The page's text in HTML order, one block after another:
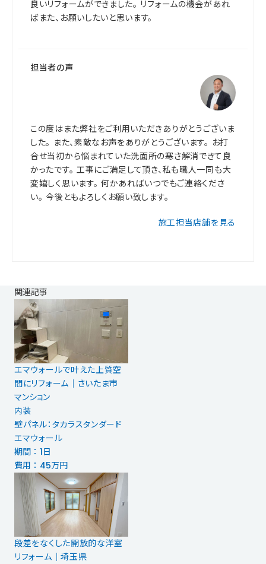
良いリフォームができました。 リフォームの機会があれ
ばまた、お願いしたいと思います。
担当者の声
この度はまた弊社をご利用いただきありがとうございま
した。 また、素敵なお声をありがとうございます。 お打
合せ当初から悩まれていた洗面所の寒さ解消できて良
かったです。 工事にご満足して頂き、私も職人一同も大
変嬉しく思います。 何かあればいつでもご連絡くださ
い。 今後ともよろしくお願い致します。
施工担当店舗を見る
関連記事
エマウォールで叶えた上質空
間にリフォーム｜さいたま市
マンション
内装
壁パネル：タカラスタンダード
エマウォール
期間 ： 1日
費用 ： 45万円
段差をなくした開放的な洋室
リフォーム｜埼玉県